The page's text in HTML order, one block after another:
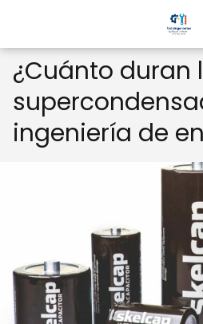
¿Cuánto duran
ingeniería de